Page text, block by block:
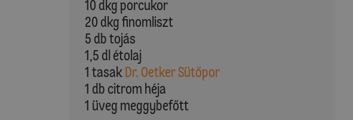
10 dkg porcukor
20 dkg finomliszt
5 db tojás
1,5 dl étolaj
1 tasakDr. Oetker Sütőpor
1 db citrom héja
1 üveg meggybefőtt